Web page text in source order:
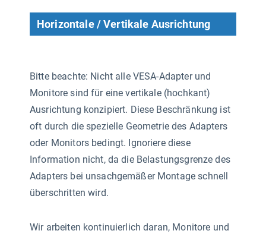
Horizontale / Vertikale Ausrichtung
Bitte beachte: Nicht alle VESA-Adapter und
Monitore sind für eine vertikale (hochkant)
Ausrichtung konzipiert. Diese Beschränkung ist
oft durch die spezielle Geometrie des Adapters
oder Monitors bedingt. Ignoriere diese
Information nicht, da die Belastungsgrenze des
Adapters bei unsachgemäßer Montage schnell
überschritten wird.
Wir arbeiten kontinuierlich daran, Monitore und